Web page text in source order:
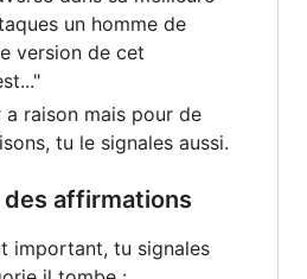
un homme de
version de cet
a raison mais pour de
tu le signales aussi.
affirmations
important, tu signales